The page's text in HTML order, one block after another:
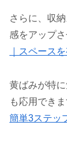
さらに、収
感をアップ
｜スペース
黄ばみが特
も応用でき
簡単3ステッ